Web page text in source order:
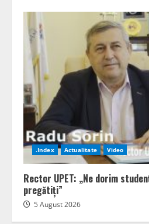
.Index Actualitate Video
Rector UPET: „Ne dorim
pregătiți”
5 August 2026